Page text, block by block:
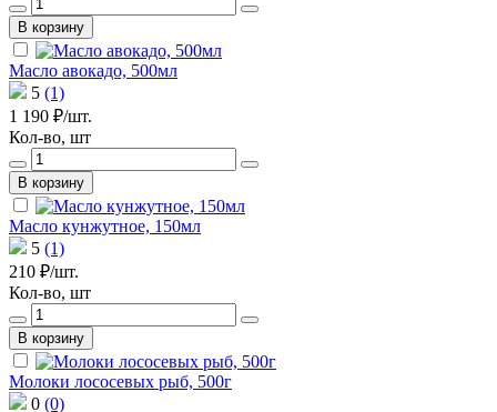
В корзину
Масло авокадо, 500мл
5 (1)
1 190 ₽/шт.
Кол-во, шт
В корзину
Масло кунжутное, 150мл
5 (1)
210 ₽/шт.
Кол-во, шт
В корзину
Молоки лососевых рыб, 500г
0 (0)